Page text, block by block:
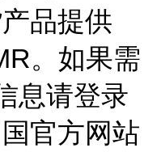
品提供
。如果需
息请登录
官方网站